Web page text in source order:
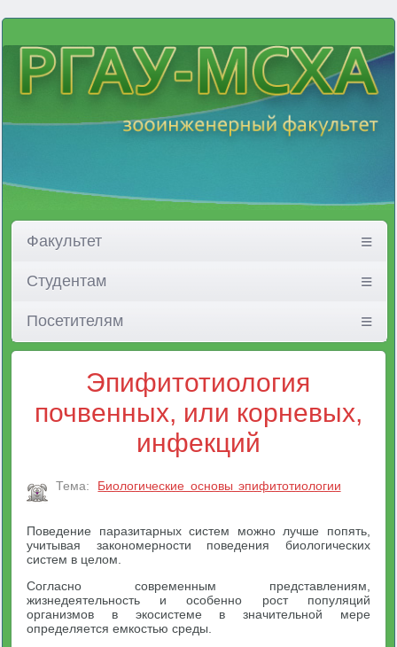
Факультет
Студентам
Посетителям
Эпифитотиология
почвенных, или корневых,
инфекций
Тема: Биологические основы эпифитотиологии
Поведение паразитарных систем можно лучше попять,
учитывая закономерности поведения биологических
систем в целом.
Согласно современным представлениям,
жизнедеятельность и особенно рост популяций
организмов в экосистеме в значительной мере
определяется емкостью среды.